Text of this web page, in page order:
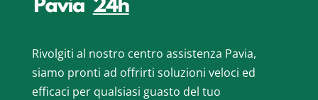
Rivolgiti al nostro centro assistenza Pavia,
siamo pronti ad offrirti soluzioni veloci ed
efficaci per qualsiasi guasto del tuo